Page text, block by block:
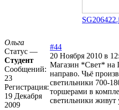
Ольга
Статус —
Студент
Сообщений:
23
Регистрация:
19 Декабря
2009
#44
20 Ноября 2010 в
Магазин *Свет* на
направо. Чьё
светильники 700-
торшерами в
светильники живут